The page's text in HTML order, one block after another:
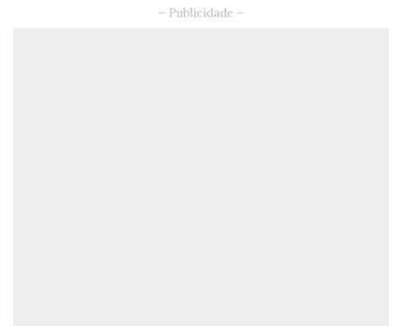
– Publicidade –